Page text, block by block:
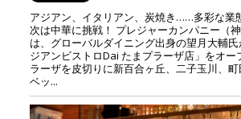
アジアン、イタリアン、炭焼き……多彩な業
次は中華に挑戦！ プレジャーカンパニー（神
は、グローバルダイニング出身の望月大輔
ジアンビストロDai たまプラーザ店」をオー
ラーザを皮切りに新百合ヶ丘、二子玉川、
ベッ...